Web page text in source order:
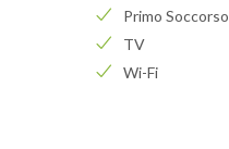
Primo Soccorso
TV
Wi-Fi